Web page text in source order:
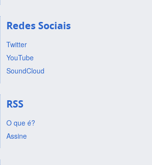
Redes Sociais
Twitter
YouTube
SoundCloud
RSS
O que é?
Assine